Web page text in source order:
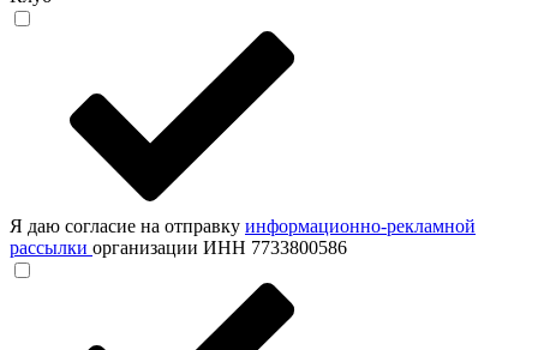
Я даю согласие на отправку информационно-рекламной
рассылки организации ИНН 7733800586